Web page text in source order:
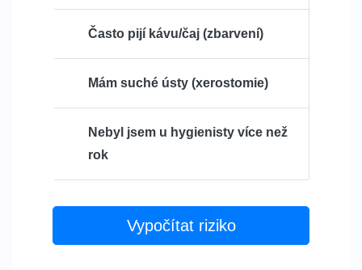
Často pijí kávu/čaj (zbarvení)
Mám suché ústy (xerostomie)
Nebyl jsem u hygienisty více než
rok
Vypočítat riziko